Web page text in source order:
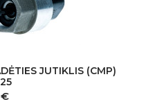
JUTIKLIS (CMP)
€